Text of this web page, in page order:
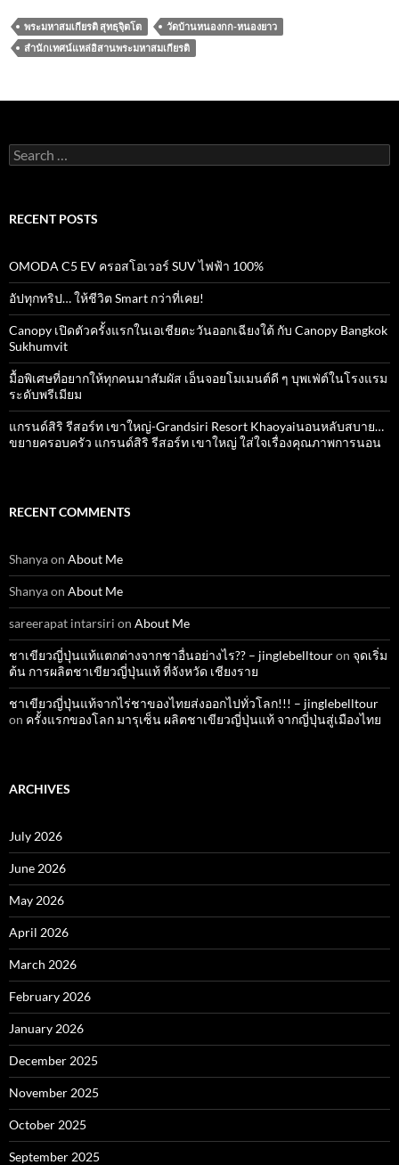
e
b
o
itt
er
ail at
s
p
e ar
e
พระมหาสมเกียรติ สุทธฺจฺิตโต
วัดบ้านหนองกก-หนองยาว
สำนักเทศน์แหล่อิสานพระมหาสมเกียรติ
Search
for:
RECENT POSTS
OMODA C5 EV ครอสโอเวอร์ SUV ไฟฟ้า 100%
อัปทุกทริป… ให้ชีวิต Smart กว่าที่เคย!
Canopy เปิดตัวครั้งแรกในเอเชียตะวันออกเฉียงใต้ กับ Canopy Bangkok
Sukhumvit
มื้อพิเศษที่อยากให้ทุกคนมาสัมผัส เอ็นจอยโมเมนต์ดี ๆ บุพเฟ่ต์ในโรงแรม
ระดับพรีเมียม
แกรนด์สิริ​ รีสอร์ท​ เขาใหญ่​-Grandsiri​ Resort​ Khaoyaiนอนหลับสบาย…
ขยายครอบครัว แกรนด์สิริ รีสอร์ท เขาใหญ่ ใส่ใจเรื่องคุณภาพการนอน
RECENT COMMENTS
Shanyaon About Me
Shanyaon About Me
sareerapat intarsiri on About Me
ชาเขียวญี่ปุ่นแท้แตกต่างจากชาอื่นอย่างไร?? – jinglebelltouron จุดเริ่ม
ต้น การผลิตชาเขียวญี่ปุ่นแท้ ที่จังหวัด เชียงราย
ชาเขียวญี่ปุ่นแท้จากไร่ชาของไทยส่งออกไปทั่วโลก!!! – jinglebelltour
on ครั้งแรกของโลก มารุเซ็น ผลิตชาเขียวญี่ปุ่นแท้ จากญี่ปุ่นสู่เมืองไทย
ARCHIVES
July 2026
June 2026
May 2026
April 2026
March 2026
February 2026
January 2026
December 2025
November 2025
October 2025
September 2025